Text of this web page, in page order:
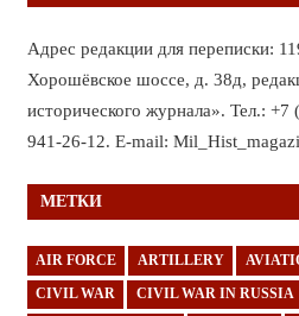
Адрес редакции для переписки:
Хорошёвское шоссе, д. 38д,
исторического журнала». Тел.:
941-26-12. E-mail:
МЕТКИ
AIR FORCE ARTILLERY
CIVIL WAR CIVIL WAR IN RUSSIA